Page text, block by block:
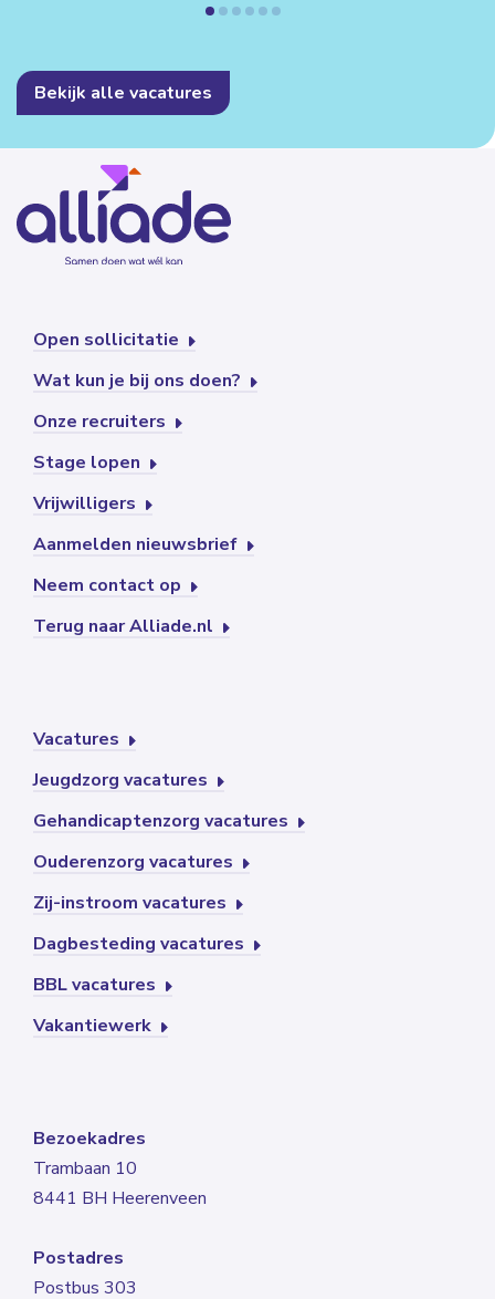
Bekijk alle vacatures
Open sollicitatie
Wat kun je bij ons doen?
Onze recruiters
Stage lopen
Vrijwilligers
Aanmelden nieuwsbrief
Neem contact op
Terug naar Alliade.nl
Vacatures
Jeugdzorg vacatures
Gehandicaptenzorg vacatures
Ouderenzorg vacatures
Zij-instroom vacatures
Dagbesteding vacatures
BBL vacatures
Vakantiewerk
Bezoekadres
Trambaan 10
8441 BH Heerenveen
Postadres
Postbus 303